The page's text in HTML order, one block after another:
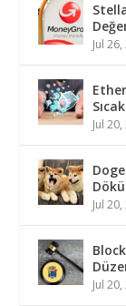
Jul 26,
Jul 20,
Jul 20,
Jul 20,